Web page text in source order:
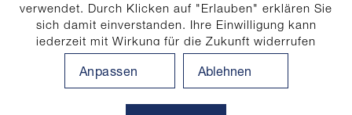
verwendet. Durch Klicken auf "Erlauben" erklären Sie
sich damit einverstanden. Ihre Einwilligung kann
jederzeit mit Wirkung für die Zukunft widerrufen
werden. Ihre Einwilligungs-Einstellungen können durch
Klicken auf "Anpassen" angepasst werden. Weitere
Informationen finden Sie in unserem
Datenschutzhinweis
Anpassen Ablehnen
Cookie-Einstellungen
Datenschutz
Produktsicherheit
Erklärung zur Barrierefreiheit